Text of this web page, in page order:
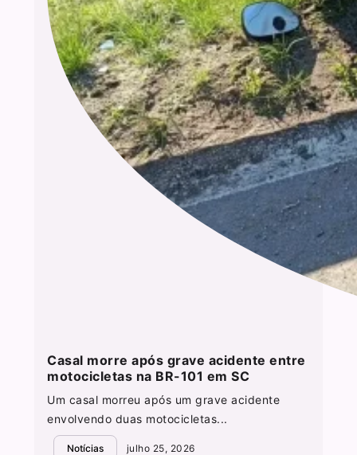
Casal morre após grave acidente entre
motocicletas na BR-101 em SC
Um casal morreu após um grave acidente
envolvendo duas motocicletas...
Notícias julho 25, 2026